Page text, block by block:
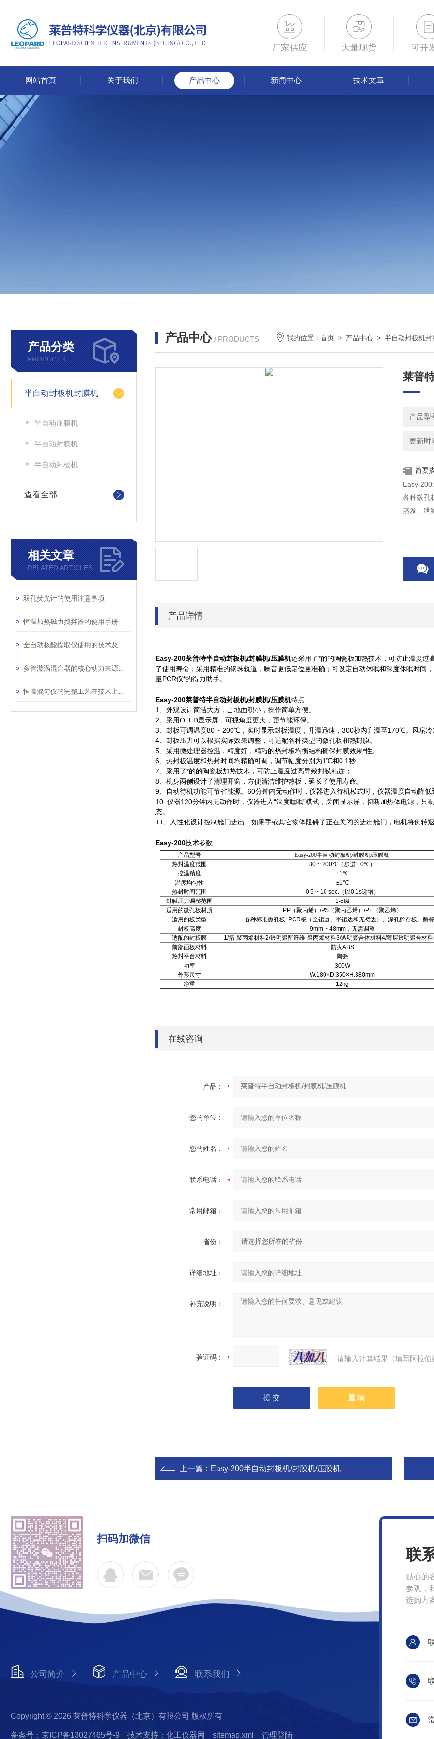
厂家供应 大量现货 可开
网站首页 关于我们 产品中心 新闻中心 技术文章
产品分类
PRODUCTS
半自动封板机封膜机
半自动压膜机
半自动封膜机
半自动封板机
查看全部
相关文章
RELATED ARTICLES
双孔荧光计的使用注意事项
恒温加热磁力搅拌器的使用手册
产品中心 / PRODUCTS 我的位置：首页 > 产品中心 >半自动封板机封
莱普
产品型
更新时
简要
Easy-200
各种微孔
蒸发、泄
产品详情
Easy-200莱普特半自动封板机/封膜机/压膜机还采用了*的的陶瓷板加热技术，可防止温度过
了使用寿命；采用精准的钢珠轨道，噪音更低定位更准确；可设定自动休眠和深度休眠时间
量PCR仪*的得力助手。
Easy-200莱普特半自动封板机/封膜机/压膜机特点
1、外观设计简洁大方，占地面积小，操作简单方便。
2、采用OLED显示屏，可视角度更大，更节能环保。
3、封板可调温度80 ~ 200℃，实时显示封板温度，升温迅速，300秒内升温至170℃。风
4、封板压力可以根据实际效果调整，可适配各种类型的微孔板和热封膜。
5、采用微处理器控温，精度好，精巧的热封板均衡结构确保封膜效果*性。
6、热封板温度和热封时间均精确可调，调节幅度分别为1℃和0.1秒
7、采用了*的的陶瓷板加热技术，可防止温度过高导致封膜粘连；
8、机身两侧设计了清理开窗，方便清洁维护热板，延长了使用寿命。
9、自动待机功能可节省能源。60分钟内无动作时，仪器进入待机模式时，仪器温度自动降
10. 仪器120分钟内无动作时，仪器进入“深度睡眠”模式，关闭显示屏，切断加热体电源，
态。
11、人性化设计控制舱门进出，如果手或其它物体阻碍了正在关闭的进出舱门，电机将倒转
Easy-200技术参数
产品型号
Easy-200半自动封板机/封膜机/压膜机
热封温度范围
80 ~ 200℃ （步进1.0℃）
控温精度
±1 ℃
温度均匀性
±1 ℃
热封时间范围
0.5 ~ 10 sec. （以0.1s递增）
封膜压力调整范围
1-5级
适用的微孔板材质
PP（聚丙烯） /PS（聚丙乙烯） /PE（聚乙烯）
适用的板类型
各种标准微孔板: PCR板（全裙边、半裙边和无裙边）、深孔贮存板、酶
封板高度
9mm ~ 48mm，无需调整
适配的封板膜
1/箔-聚丙烯材料2/透明聚酯纤维-聚丙烯材料3/透明聚合体材料4/薄层透明聚合材料
前部面板材料
防火ABS
热封平台材料
陶瓷
功率
300W
外形尺寸
W.180×D.350×H.380mm
净重
12kg
在线咨询
产品：
您的单位：
您的姓名：
联系电话：
常用邮箱：
省份：
详细地址：
补充说明：
验证码： 请输入计算结果（填写阿拉
上一篇： Easy-200半自动封板机/封膜机/压膜机
扫码加微信
公司简介 产品中心 联系我们
Copyright © 2026 莱普特科学仪器（北京）有限公司 版权所有
备案号：京ICP备13027465号-9 技术支持：化工仪器网 sitemap.xml 管理登陆
联
贴心的
参观，
选购方